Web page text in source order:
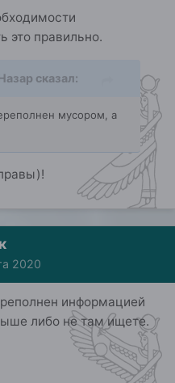
это правильно.
сказал:
мусором, а
2020
информацией
либо не там ищете.